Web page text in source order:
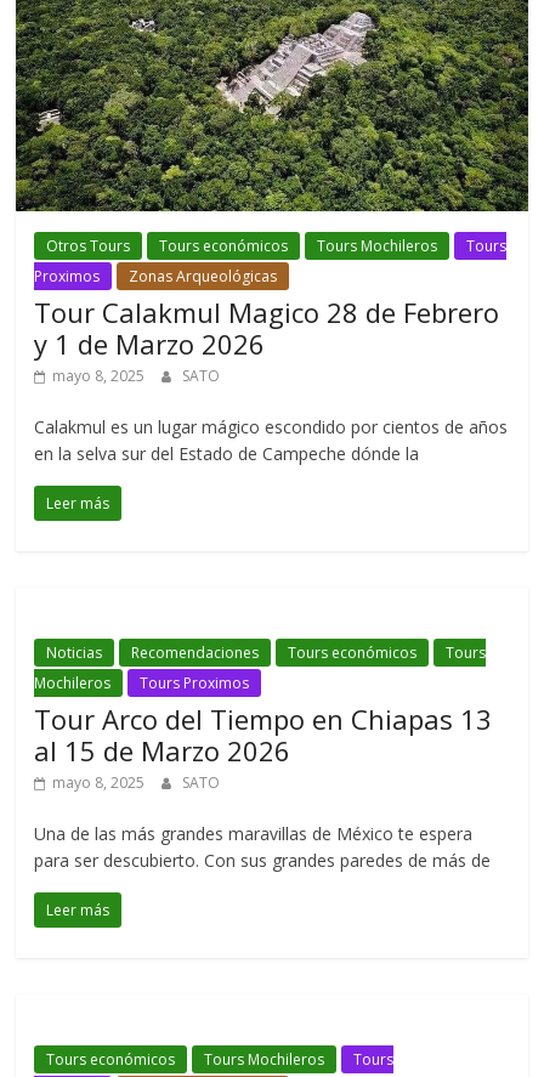
Otros Tours Tours económicos Tours Mochileros
Tours
Proximos
Zonas Arqueológicas
Tour Calakmul Magico 28 de Febrero
y 1 de Marzo 2026
mayo 8, 2025 SATO
Calakmul es un lugar mágico escondido por cientos de años
en la selva sur del Estado de Campeche dónde la
Leer más
Noticias Recomendaciones Tours económicos
Tours
Mochileros
Tours Proximos
Tour Arco del Tiempo en Chiapas 13
al 15 de Marzo 2026
mayo 8, 2025 SATO
Una de las más grandes maravillas de México te espera
para ser descubierto. Con sus grandes paredes de más de
Leer más
Tours económicos Tours Mochileros
Tours